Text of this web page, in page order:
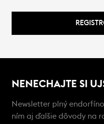
NENECHAJTE SI
Newsletter plný
ním aj ďalšie dôvody na